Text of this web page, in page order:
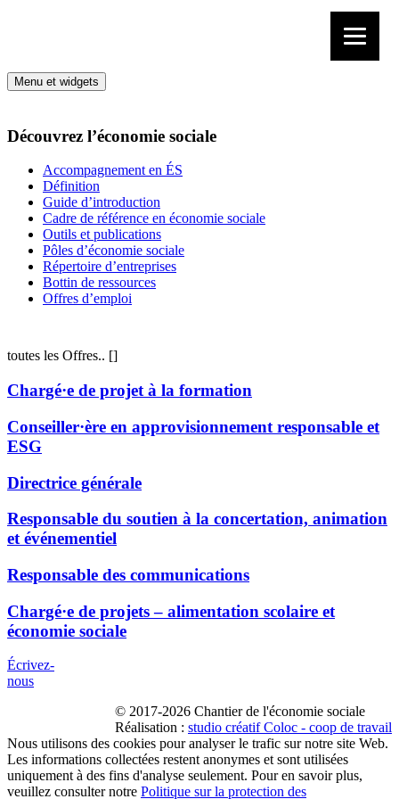
Menu et widgets
Découvrez l’économie sociale
Accompagnement en ÉS
Définition
Guide d’introduction
Cadre de référence en économie sociale
Outils et publications
Pôles d’économie sociale
Répertoire d’entreprises
Bottin de ressources
Offres d’emploi
toutes les Offres.. []
Chargé·e de projet à la formation
Conseiller·ère en approvisionnement responsable et
ESG
Directrice générale
Responsable du soutien à la concertation, animation
et événementiel
Responsable des communications
Chargé·e de projets – alimentation scolaire et
économie sociale
Écrivez-
nous
© 2017-2026 Chantier de l'économie sociale
Réalisation : studio créatif Coloc - coop de travail
Nous utilisons des cookies pour analyser le trafic sur notre site Web.
Les informations collectées restent anonymes et sont utilisées
uniquement à des fins d'analyse seulement. Pour en savoir plus,
veuillez consulter notre Politique sur la protection des